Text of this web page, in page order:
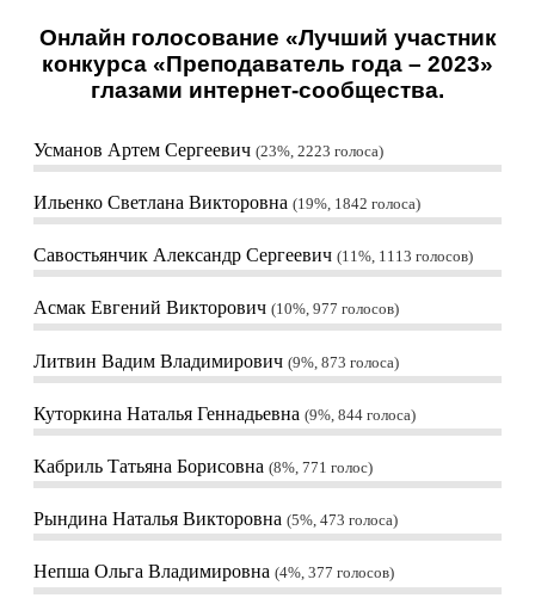
Онлайн голосование «Лучший участник
конкурса «Преподаватель года – 2023»
глазами интернет-сообщества.
Усманов Артем Сергеевич 23%, 2223 голоса
Ильенко Светлана Викторовна 19%, 1842 голоса
Савостьянчик Александр Сергеевич 11%, 1113 голосов
Асмак Евгений Викторович 10%, 977 голосов
Литвин Вадим Владимирович 9%, 873 голоса
Куторкина Наталья Геннадьевна 9%, 844 голоса
Кабриль Татьяна Борисовна 8%, 771 голос
Рындина Наталья Викторовна 5%, 473 голоса
Непша Ольга Владимировна 4%, 377 голосов